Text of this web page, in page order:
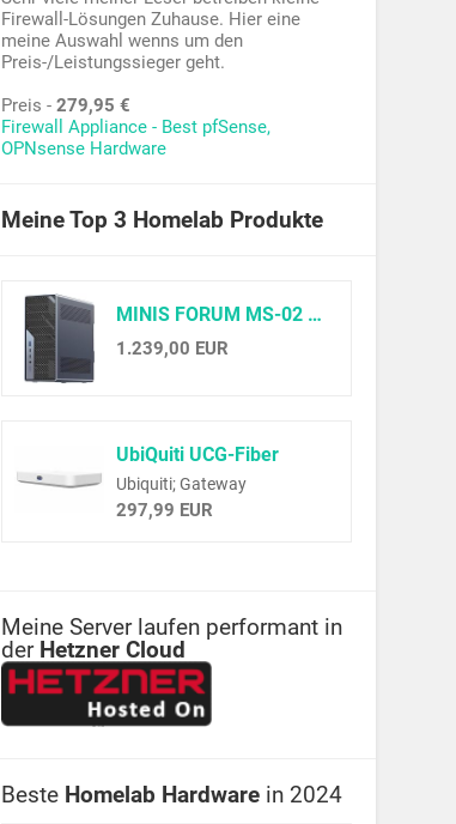
Firewall-Lösungen Zuhause. Hier eine
meine Auswahl wenns um den
Preis-/Leistungssieger geht.
Preis -279,95 €
Firewall Appliance - Best pfSense,
OPNsense Hardware
Meine Top 3 Homelab Produkte
MINIS FORUM MS-02 Ultra Workstation Mini PC, Intel Core Ultra 9 285HX (24C/24T, up to 5.5GHz),PCIe 5.0 x16, 4× DDR5(ECC), 4× M.2, USB4 v2, Dual 25GbE+10GbE+2.5GbE(vPro), Wi-Fi 7,Barebone ohne RAM/SSD
1.239,00 EUR
UbiQuiti UCG-Fiber
Ubiquiti; Gateway
297,99 EUR
Meine Server laufen performant in
der Hetzner Cloud
Beste Homelab Hardware in 2024